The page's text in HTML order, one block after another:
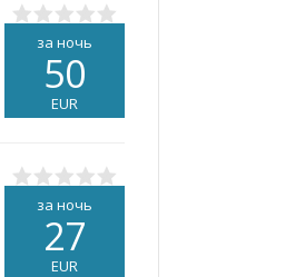
за ночь
50
EUR
за ночь
27
EUR